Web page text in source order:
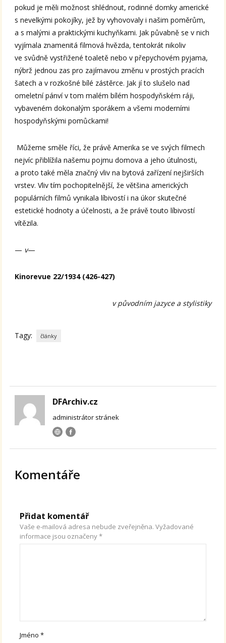
pokud je měli možnost shlédnout, rodinné domky americké
s nevelkými pokojíky, jež by vyhovovaly i našim poměrům,
a s malými a praktickými kuchyňkami. Jak půvabně se v nich
vyjímala znamenitá filmová hvězda, tentokrát nikoliv
ve svůdně vystřižené toaletě nebo v přepychovém pyjama,
nýbrž jednou zas pro zajímavou změnu v prostých pracích
šatech a v rozkošné bílé zástěrce. Jak jí to slušelo nad
omeletní pánví v tom malém bílém hospodyňském ráji,
vybaveném dokonalým sporákem a všemi moderními
hospodyňskými pomůckami!
Můžeme směle říci, že právě Amerika se ve svých filmech
nejvíc přiblížila našemu pojmu domova a jeho útulnosti,
a proto také měla značný vliv na bytová zařízení nejširších
vrstev. Vliv tím pochopitelnější, že většina amerických
populárních filmů vynikala líbivostí i na úkor skutečné
estetické hodnoty a účelnosti, a že právě touto líbivostí
vítězila.
— v—
Kinorevue 22/1934 (426-427)
v původním jazyce a stylistiky
Tagy: články
DFArchiv.cz
administrátor stránek
Komentáře
Přidat komentář
Vaše e-mailová adresa nebude zveřejněna. Vyžadované
informace jsou označeny*
Jméno*